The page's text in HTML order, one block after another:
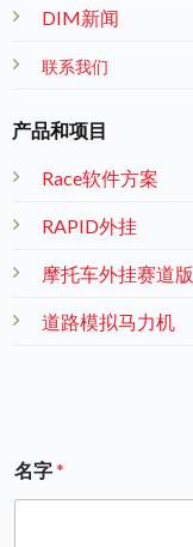
DIM新闻
联系我们
产品和项目
Race软件方案
RAPID外挂
摩托车外挂赛道版
道路模拟马力机
名字*